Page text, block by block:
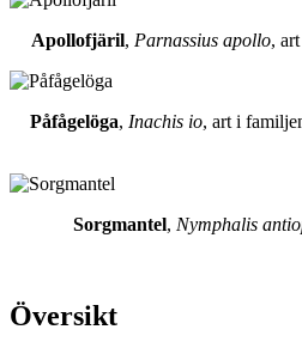
Apollofjäril, Parnassius apollo,
Påfågelöga, Inachis io, art i
Sorgmantel, Nymphalis
Översikt